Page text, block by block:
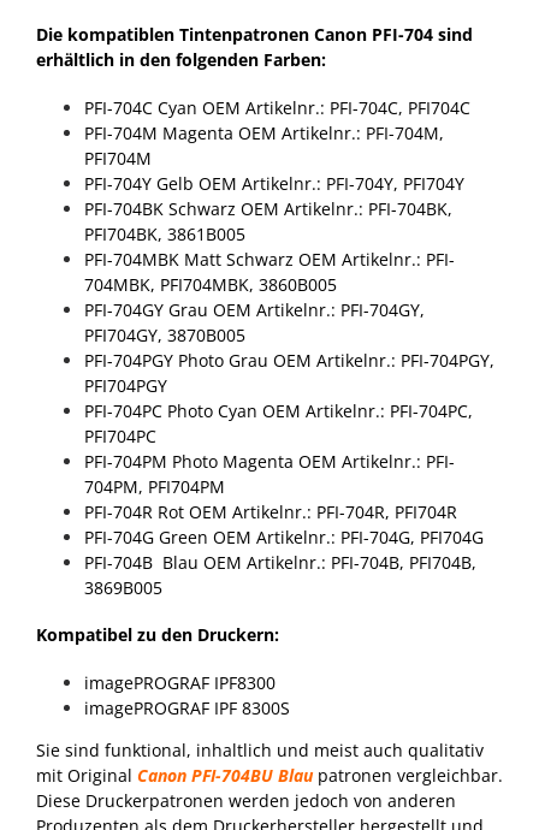
Die kompatiblen Tintenpatronen Canon PFI-704 sind
erhältlich in den folgenden Farben:
PFI-704C Cyan OEM Artikelnr.: PFI-704C, PFI704C
PFI-704M Magenta OEM Artikelnr.: PFI-704M,
PFI704M
PFI-704Y Gelb OEM Artikelnr.: PFI-704Y, PFI704Y
PFI-704BK Schwarz OEM Artikelnr.: PFI-704BK,
PFI704BK, 3861B005
PFI-704MBK Matt Schwarz OEM Artikelnr.: PFI-
704MBK, PFI704MBK, 3860B005
PFI-704GY Grau OEM Artikelnr.: PFI-704GY,
PFI704GY, 3870B005
PFI-704PGY Photo Grau OEM Artikelnr.: PFI-704PGY,
PFI704PGY
PFI-704PC Photo Cyan OEM Artikelnr.: PFI-704PC,
PFI704PC
PFI-704PM Photo Magenta OEM Artikelnr.: PFI-
704PM, PFI704PM
PFI-704R Rot OEM Artikelnr.: PFI-704R, PFI704R
PFI-704G Green OEM Artikelnr.: PFI-704G, PFI704G
PFI-704B Blau OEM Artikelnr.: PFI-704B, PFI704B,
3869B005
Kompatibel zu den Druckern:
imagePROGRAF IPF8300
imagePROGRAF IPF 8300S
Sie sind funktional, inhaltlich und meist auch qualitativ
mit Original Canon PFI-704BU Blaupatronen vergleichbar.
Diese Druckerpatronen werden jedoch von anderen